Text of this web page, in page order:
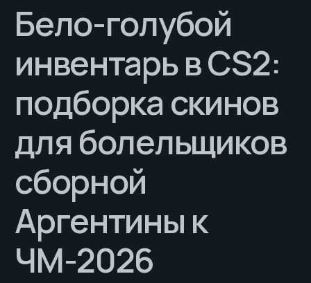
Бело-голубой
инвентарь в CS2:
подборка скинов
для болельщиков
сборной
Аргентины к
ЧМ-2026